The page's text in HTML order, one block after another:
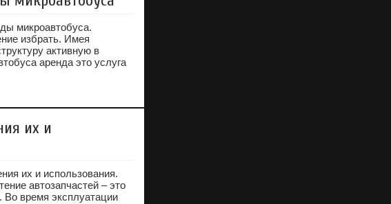
микроавтобуса.
избрать. Имея
активную в
аренда это услуга
их и
их и использования.
автозапчастей – это
Во время эксплуатации